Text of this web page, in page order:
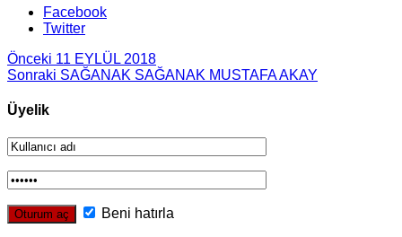
Facebook
Twitter
Önceki 11 EYLÜL 2018
Sonraki SA­ĞA­NAK SA­ĞA­NAK MUS­TA­FA AKAY
Üyelik
Beni hatırla